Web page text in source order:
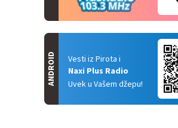
Vesti iz Pirota i
Naxi Plus Radio
Uvek u Vašem džepu!
ANDROID